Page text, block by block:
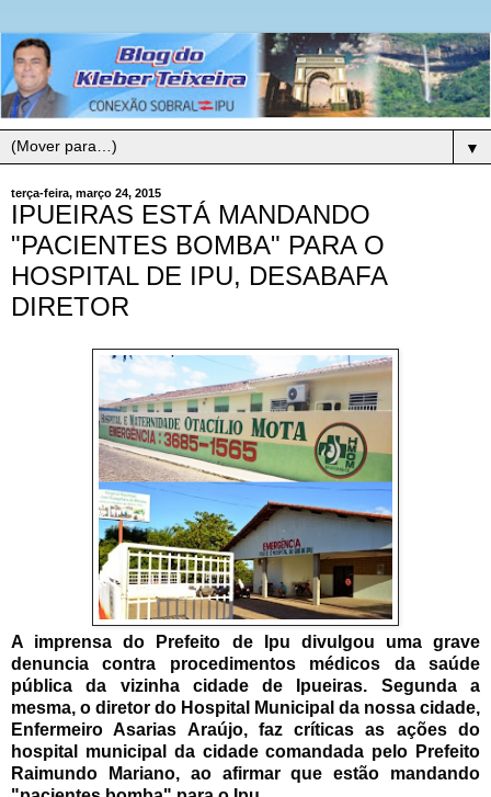
▼
terça-feira, março 24, 2015
IPUEIRAS ESTÁ MANDANDO
"PACIENTES BOMBA" PARA O
HOSPITAL DE IPU, DESABAFA
DIRETOR
A imprensa do Prefeito de Ipu divulgou uma grave
denuncia contra procedimentos médicos da saúde
pública da vizinha cidade de Ipueiras. Segunda a
mesma, o diretor do Hospital Municipal da nossa cidade,
Enfermeiro Asarias Araújo, faz críticas as ações do
hospital municipal da cidade comandada pelo Prefeito
Raimundo Mariano, ao afirmar que estão mandando